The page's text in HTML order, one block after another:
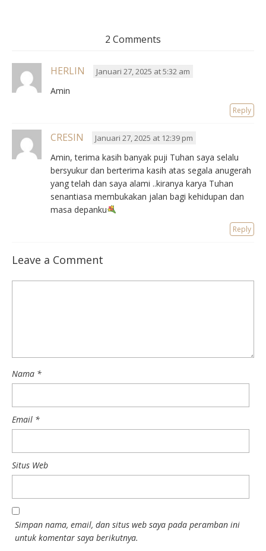
2 Comments
HERLIN Januari 27, 2025 at 5:32 am
Amin
Reply
CRESIN Januari 27, 2025 at 12:39 pm
Amin, terima kasih banyak puji Tuhan saya selalu
bersyukur dan berterima kasih atas segala anugerah
yang telah dan saya alami ..kiranya karya Tuhan
senantiasa membukakan jalan bagi kehidupan dan
masa depanku
Reply
Leave a Comment
Nama *
Email *
Situs Web
Simpan nama, email, dan situs web saya pada peramban ini
untuk komentar saya berikutnya.